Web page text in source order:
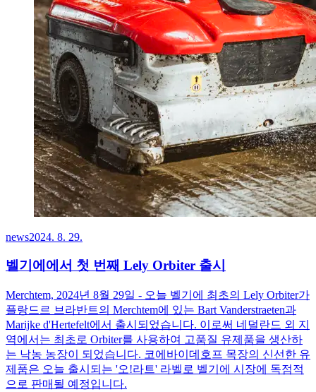
news2024. 8. 29.
벨기에에서 첫 번째 Lely Orbiter 출시
Merchtem, 2024년 8월 29일 - 오늘 벨기에 최초의 Lely Orbiter가
플랑드르 브라반트의 Merchtem에 있는 Bart Vanderstraeten과
Marijke d'Hertefelt에서 출시되었습니다. 이로써 네덜란드 외 지
역에서는 최초로 Orbiter를 사용하여 고품질 유제품을 생산하
는 낙농 농장이 되었습니다. 코에바이데호프 목장의 신선한 유
제품은 오늘 출시되는 '오!라트' 라벨로 벨기에 시장에 독점적
으로 판매될 예정입니다.